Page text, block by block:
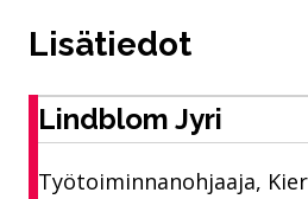
Lisätiedot
Lindblom Jyri
Työtoiminnanohjaaja,